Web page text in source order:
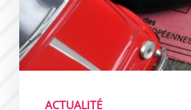
ACTUALITÉ